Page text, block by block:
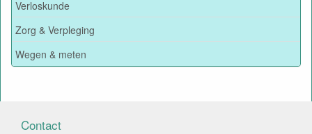
Verloskunde
Zorg & Verpleging
Wegen & meten
Contact